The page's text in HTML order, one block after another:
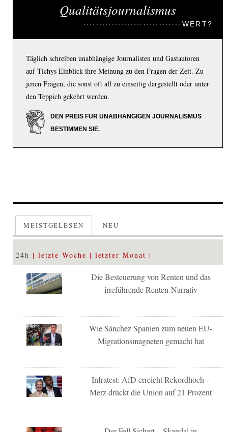
Qualitätsjournalismus
WERT?
Täglich schreiben unabhängige Journalisten und Gastautoren
auf Tichys Einblick ihre Meinung zu den Fragen der Zeit. Zu
jenen Fragen, die sonst oft all zu einseitig dargestellt oder unter
den Teppich gekehrt werden.
DEN PREIS FÜR UNABHÄNGIGEN JOURNALISMUS
BESTIMMEN SIE.
MEISTGELESEN NEU
24h letzte Woche letzter Monat
Die Besteuerung von Renten und das
irreführende Renten-Narrativ
Wie Sánchez Spanien zum neuen EU-
Migrationsmagneten gemacht hat
Infratest: AfD erreicht Rekordhoch –
Merz drückt die Union auf 21 Prozent